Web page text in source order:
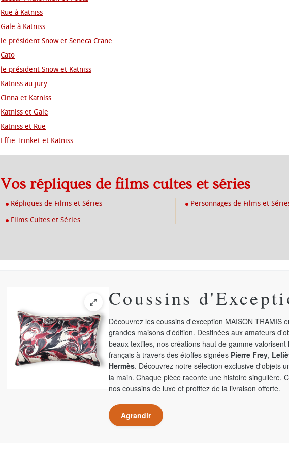
Rue à Katniss
Gale à Katniss
le président Snow et Seneca Crane
Cato
le président Snow et Katniss
Katniss au jury
Cinna et Katniss
Katniss et Gale
Katniss et Rue
Effie Trinket et Katniss
Vos répliques de films cultes et séries
Répliques de Films et Séries
Films Cultes et Séries
Personnages de Films et
Coussins
Découvrez les coussins d'exception MAISON TRAMIS
grandes maisons d'édition. Destinées aux amateurs
beaux textiles, nos créations haut de gamme valorisent
français à travers des étoffes signées Pierre Frey,
Hermès. Découvrez notre sélection exclusive d'objets
la main. Chaque pièce raconte une histoire singulière.
nos coussins de luxe et profitez de la livraison offerte.
Agrandir